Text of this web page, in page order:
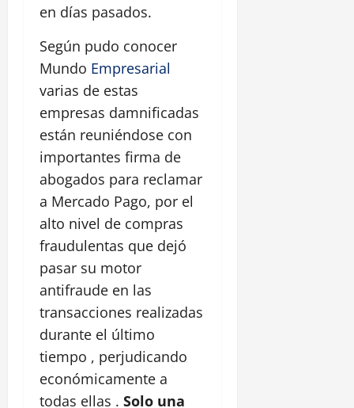
en días pasados.
Según pudo conocer
Mundo Empresarial
varias de estas
empresas damnificadas
están reuniéndose con
importantes firma de
abogados para reclamar
a Mercado Pago, por el
alto nivel de compras
fraudulentas que dejó
pasar su motor
antifraude en las
transacciones realizadas
durante el último
tiempo , perjudicando
económicamente a
todas ellas . Solo una